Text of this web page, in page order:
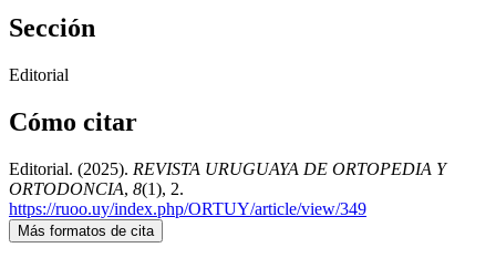
Sección
Editorial
Cómo citar
Editorial. (2025). REVISTA URUGUAYA DE ORTOPEDIA Y
ORTODONCIA, 8(1), 2.
https://ruoo.uy/index.php/ORTUY/article/view/349
Más formatos de cita